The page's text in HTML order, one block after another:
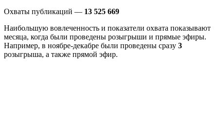
Охваты публикаций — 13 525 669
Наибольшую вовлеченность и показатели охвата показывают
месяца, когда были проведены розыгрыши и прямые эфиры.
Например, в ноябре-декабре были проведены сразу 3
розыгрыша, а также прямой эфир.